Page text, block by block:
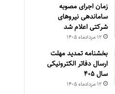
زمان اجرای مصوبه
ساماندهی نیروهای
شرکتی اعلام شد
۱۲ مرداد‌ماه ۱۴۰۵
بخشنامه تمدید مهلت
ارسال دفاتر الکترونیکی
سال ۴۰۵
۱۲ مرداد‌ماه ۱۴۰۵